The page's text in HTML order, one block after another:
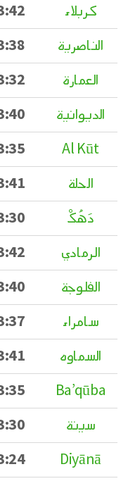
كربلاء
الناصرية
العمارة
الديوانية
Al Kūt
الحلة
دَهُکْ
الرمادي
الفلوجة
سامراء
السماوه
Ba’qūba
سينة
Diyānā